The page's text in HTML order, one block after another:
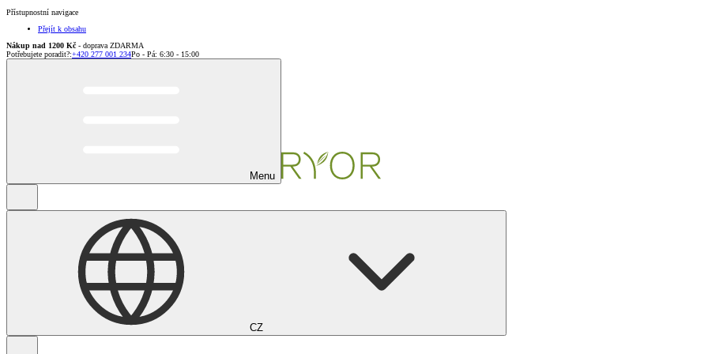
Přístupnostní navigace
Přejít k obsahu
Nákup nad 1200 Kč - doprava ZDARMA
Potřebujete poradit?:+420 277 001 234Po - Pá: 6:30 - 15:00
Menu
CZ